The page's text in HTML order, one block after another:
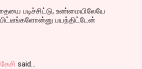
படிச்சிட்டு, உண்மையிலேயே
பயந்திட்டேன்
said…